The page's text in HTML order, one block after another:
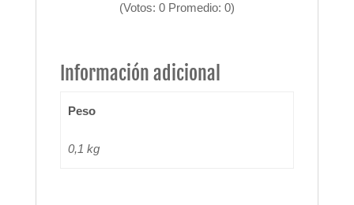
(Votos: 0Promedio: 0)
Información adicional
Peso
0,1 kg